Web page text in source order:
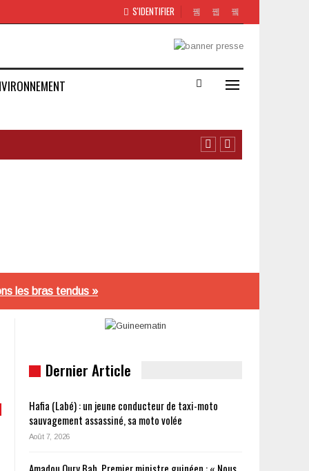
S'IDENTIFIER
les bras tendus »
Dernier Article
Hafia (Labé) : un jeune conducteur de taxi-moto
sauvagement assassiné, sa moto volée
Août 7, 2026
Amadou Oury Bah, Premier ministre guinéen : « Nous